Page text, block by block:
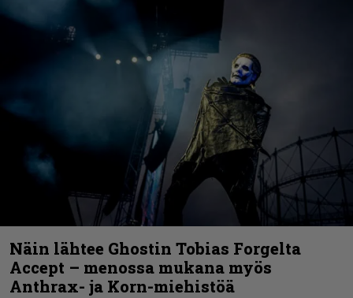
Näin lähtee Ghostin Tobias Forgelta
Accept – menossa mukana myös
Anthrax- ja Korn-miehistöä